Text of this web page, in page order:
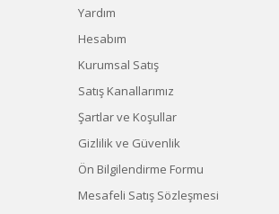
Yardım
Hesabım
Kurumsal Satış
Satış Kanallarımız
Şartlar ve Koşullar
Gizlilik ve Güvenlik
Ön Bilgilendirme Formu
Mesafeli Satış Sözleşmesi